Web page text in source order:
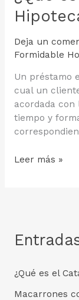
Deja un
Formidable
Un préstamo
cual un
acordada con
tiempo y
¿Qué
Leer más »
¿Qué es el
Macarrones